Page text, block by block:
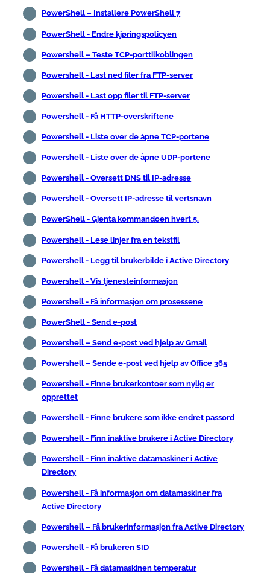
PowerShell – Installere PowerShell 7
PowerShell - Endre kjøringspolicyen
Powershell – Teste TCP-porttilkoblingen
Powershell - Last ned filer fra FTP-server
Powershell - Last opp filer til FTP-server
Powershell - Få HTTP-overskriftene
Powershell - Liste over de åpne TCP-portene
Powershell - Liste over de åpne UDP-portene
Powershell - Oversett DNS til IP-adresse
Powershell - Oversett IP-adresse til vertsnavn
PowerShell - Gjenta kommandoen hvert 5.
Powershell - Lese linjer fra en tekstfil
Powershell - Legg til brukerbilde i Active Directory
Powershell - Vis tjenesteinformasjon
Powershell - Få informasjon om prosessene
PowerShell - Send e-post
Powershell – Send e-post ved hjelp av Gmail
Powershell – Sende e-post ved hjelp av Office 365
Powershell - Finne brukerkontoer som nylig er
opprettet
Powershell - Finne brukere som ikke endret passord
Powershell - Finn inaktive brukere i Active Directory
Powershell - Finn inaktive datamaskiner i Active
Directory
Powershell - Få informasjon om datamaskiner fra
Active Directory
Powershell – Få brukerinformasjon fra Active Directory
Powershell - Få brukeren SID
Powershell - Få datamaskinen temperatur